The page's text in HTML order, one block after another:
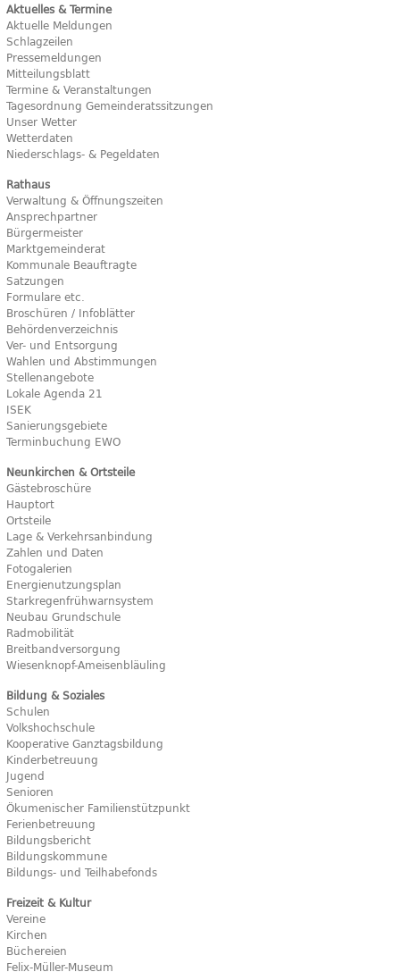
Aktuelles & Termine
Aktuelle Meldungen
Schlagzeilen
Pressemeldungen
Mitteilungsblatt
Termine & Veranstaltungen
Tagesordnung Gemeinderatssitzungen
Unser Wetter
Wetterdaten
Niederschlags- & Pegeldaten
Rathaus
Verwaltung & Öffnungszeiten
Ansprechpartner
Bürgermeister
Marktgemeinderat
Kommunale Beauftragte
Satzungen
Formulare etc.
Broschüren / Infoblätter
Behördenverzeichnis
Ver- und Entsorgung
Wahlen und Abstimmungen
Stellenangebote
Lokale Agenda 21
ISEK
Sanierungsgebiete
Terminbuchung EWO
Neunkirchen & Ortsteile
Gästebroschüre
Hauptort
Ortsteile
Lage & Verkehrsanbindung
Zahlen und Daten
Fotogalerien
Energienutzungsplan
Starkregenfrühwarnsystem
Neubau Grundschule
Radmobilität
Breitbandversorgung
Wiesenknopf-Ameisenbläuling
Bildung & Soziales
Schulen
Volkshochschule
Kooperative Ganztagsbildung
Kinderbetreuung
Jugend
Senioren
Ökumenischer Familienstützpunkt
Ferienbetreuung
Bildungsbericht
Bildungskommune
Bildungs- und Teilhabefonds
Freizeit & Kultur
Vereine
Kirchen
Büchereien
Felix-Müller-Museum